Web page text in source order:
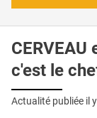
CERVEAU
c'est le
Actualité publiée il